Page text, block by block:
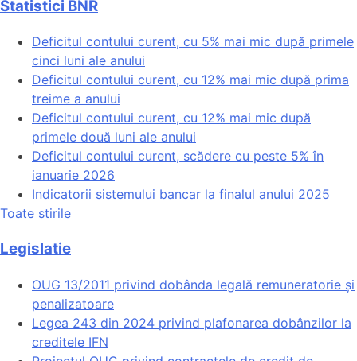
Statistici BNR
Deficitul contului curent, cu 5% mai mic după primele
cinci luni ale anului
Deficitul contului curent, cu 12% mai mic după prima
treime a anului
Deficitul contului curent, cu 12% mai mic după
primele două luni ale anului
Deficitul contului curent, scădere cu peste 5% în
ianuarie 2026
Indicatorii sistemului bancar la finalul anului 2025
Toate stirile
Legislatie
OUG 13/2011 privind dobânda legală remuneratorie și
penalizatoare
Legea 243 din 2024 privind plafonarea dobânzilor la
creditele IFN